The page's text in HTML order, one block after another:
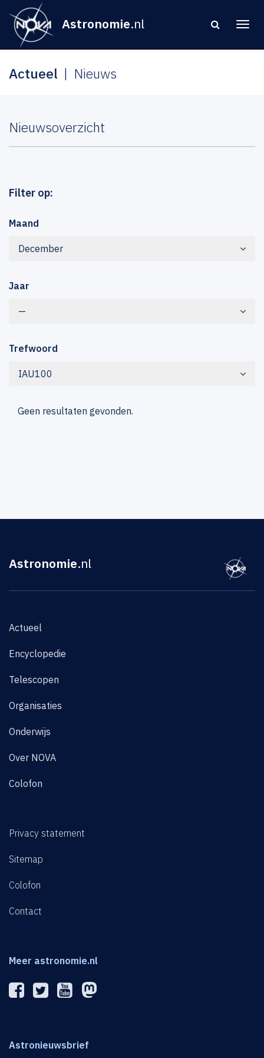
Astronomie.nl
Actueel Nieuws
Nieuwsoverzicht
Filter op:
Maand
December
Jaar
—
Trefwoord
IAU100
Geen resultaten gevonden.
Astronomie.nl
Actueel
Encyclopedie
Telescopen
Organisaties
Onderwijs
Over NOVA
Colofon
Privacy statement
Sitemap
Colofon
Contact
Meer astronomie.nl
Astronieuwsbrief